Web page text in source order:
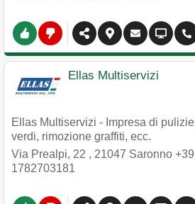
Ellas Multiservizi
Ellas Multiservizi - Impresa di
verdi, rimozione graffiti, ecc.
Via Prealpi, 22 , 21047 Saronno
1782703181